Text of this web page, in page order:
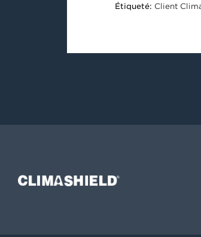
Étiqueté: Client
Climashield®